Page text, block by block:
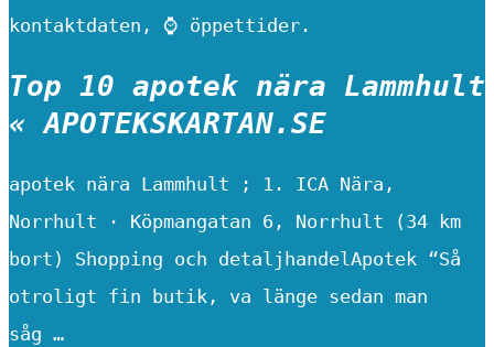
kontaktdaten, ⌚ öppettider.
Top 10 apotek nära Lammhult
« APOTEKSKARTAN.SE
apotek nära Lammhult ; 1. ICA Nära,
Norrhult · Köpmangatan 6, Norrhult (34 km
bort) Shopping och detaljhandelApotek “Så
otroligt fin butik, va länge sedan man
såg …